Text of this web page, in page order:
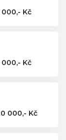
000,- Kč
000,- Kč
000,- Kč